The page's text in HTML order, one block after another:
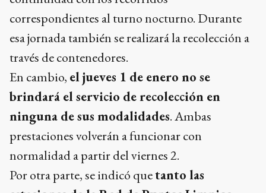
correspondientes al turno nocturno. Durante
esa jornada también se realizará la recolección a
través de contenedores.
En cambio, el jueves 1 de enero no se
brindará el servicio de recolección en
ninguna de sus modalidades. Ambas
prestaciones volverán a funcionar con
normalidad a partir del viernes 2.
Por otra parte, se indicó quetanto las